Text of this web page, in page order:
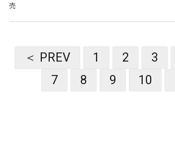
売
＜ PREV 1 2 3
7
8 9 10